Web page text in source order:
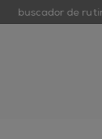
buscador de